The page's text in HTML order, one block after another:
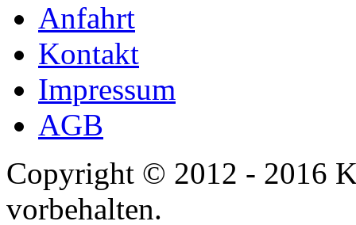
Piaggio
Anfahrt
Kontakt
Impressum
AGB
Copyright © 2012 - 2016
vorbehalten.